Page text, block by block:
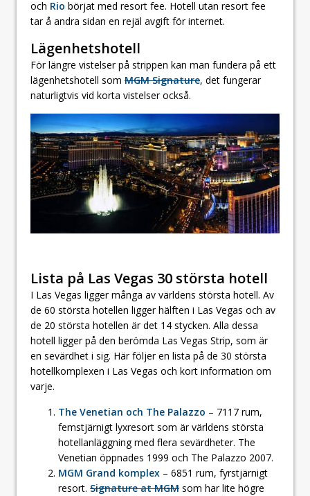
och Rio börjat med resort fee. Hotell utan resort fee
tar å andra sidan en rejäl avgift för internet.
Lägenhetshotell
För längre vistelser på strippen kan man fundera på ett
lägenhetshotell som MGM Signature, det fungerar
naturligtvis vid korta vistelser också.
Lista på Las Vegas 30 största hotell
I Las Vegas ligger många av världens största hotell. Av
de 60 största hotellen ligger hälften i Las Vegas och av
de 20 största hotellen är det 14 stycken. Alla dessa
hotell ligger på den berömda Las Vegas Strip, som är
en sevärdhet i sig. Här följer en lista på de 30 största
hotellkomplexen i Las Vegas och kort information om
varje.
The Venetian och The Palazzo – 7117 rum,
femstjärnigt lyxresort som är världens största
hotellanläggning med flera sevärdheter. The
Venetian öppnades 1999 och The Palazzo 2007.
MGM Grand komplex – 6851 rum, fyrstjärnigt
resort. Signature at MGM som har lite högre